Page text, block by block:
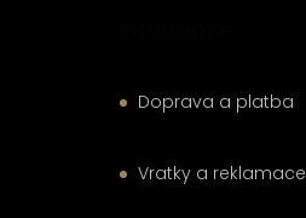
Doprava a platba
Vratky a reklamace